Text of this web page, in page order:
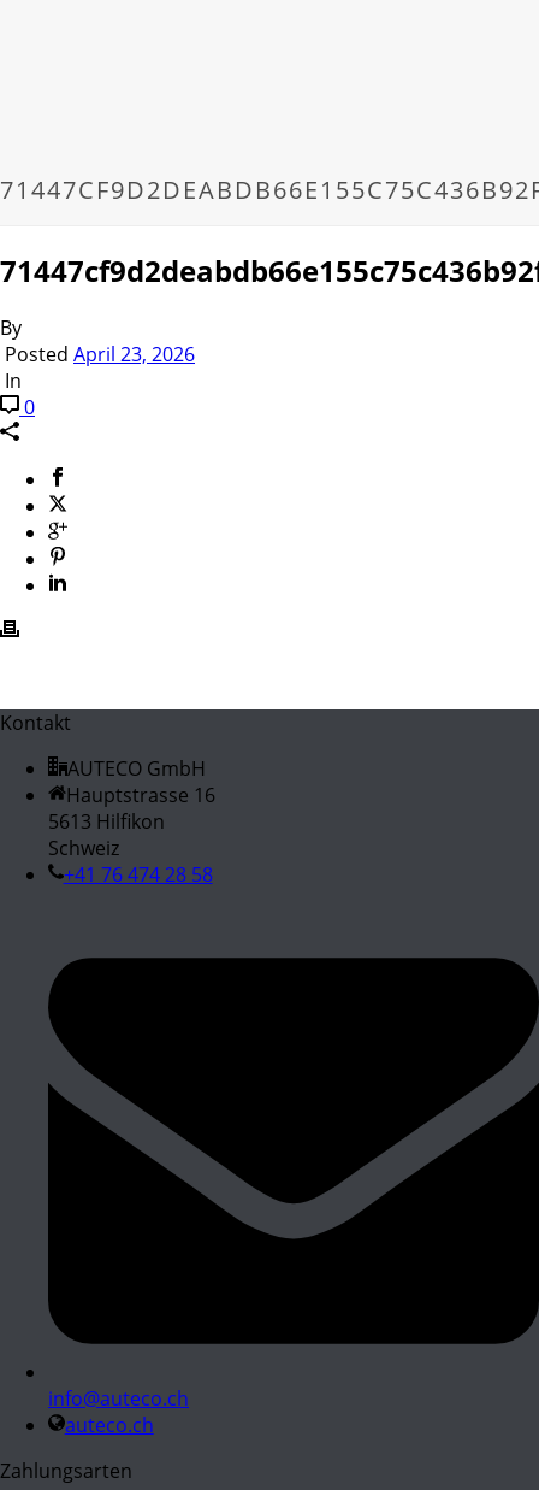
By
Posted April 23, 2026
In
0
Kontakt
AUTECO GmbH
Hauptstrasse 16
5613 Hilfikon
Schweiz
+41 76 474 28 58
info@auteco.ch
auteco.ch
Zahlungsarten